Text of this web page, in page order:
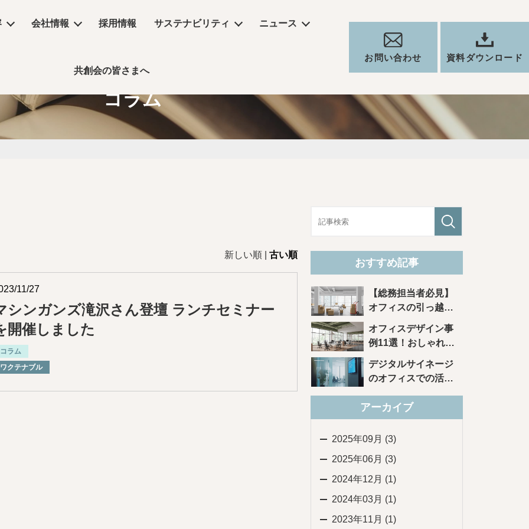
店 飲食店・食物販店
リーシング デザイン・設計
会社情報
丸井グループ企業
採用情報 サステナビリティ
ステナビリティ
コンセプトムービー
ニュース
ム
共創会の皆さまへ
お問い合わせ 資料ダウンロード
コラム
新しい順 | 古い順
11/27
シンガンズ滝沢さん登壇 ランチセミナー
開催しました
コラム
ワクテナブル
おすすめ記事
【総務担当者必見】
オフィスの引っ越し
を成功させる10のポ
イント
オフィスデザイン事
例11選！おしゃれ・
デジタルサイネージ
のオフィスでの活用
紹介
アーカイブ
2025年09月 (3)
2025年06月 (3)
2024年12月 (1)
2024年03月 (1)
2023年11月 (1)